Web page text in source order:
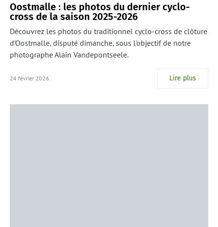
Oostmalle : les photos du dernier cyclo-
cross de la saison 2025-2026
Découvrez les photos du traditionnel cyclo-cross de clôture
d'Oostmalle, disputé dimanche, sous l'objectif de notre
photographe Alain Vandepontseele.
24 février 2026 Lire plus